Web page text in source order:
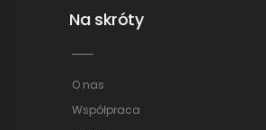
Na skróty
O nas
Współpraca